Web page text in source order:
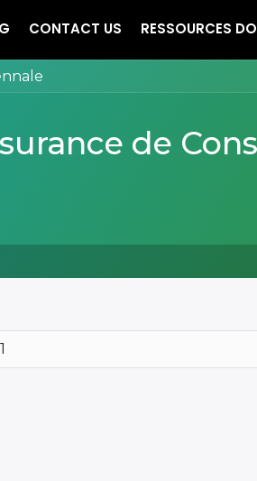
CONTACT US RESSOURCES
de